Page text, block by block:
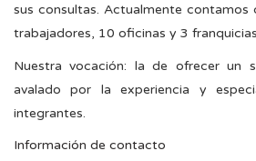
sus consultas. Actualmente contamos
trabajadores, 10 oficinas y 3
Nuestra vocación: la de ofrecer un
avalado por la experiencia y
integrantes.
Información de contacto